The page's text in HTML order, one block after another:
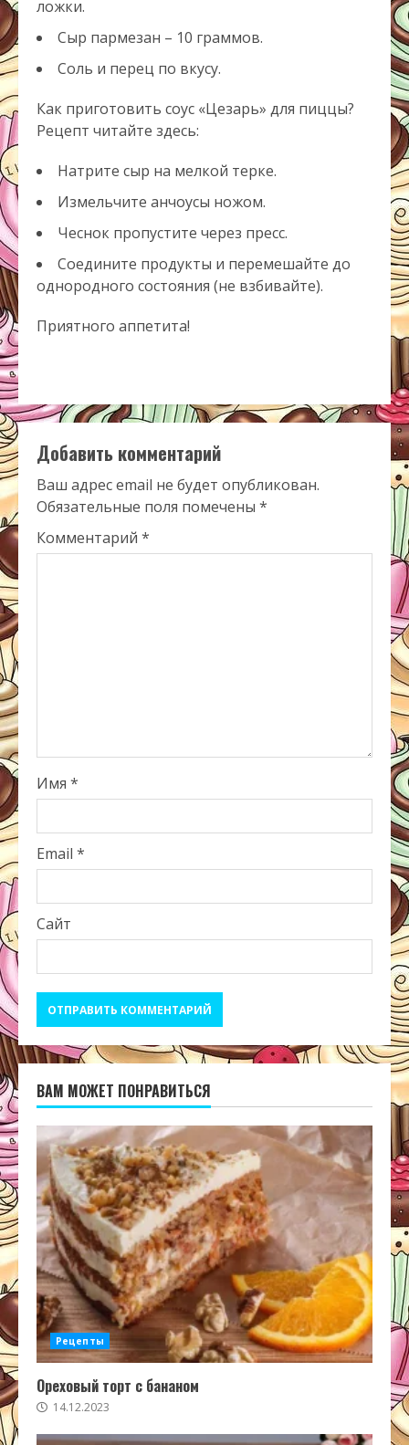
ложки.
Сыр пармезан – 10 граммов.
Соль и перец по вкусу.
Как приготовить соус «Цезарь» для пиццы?
Рецепт читайте здесь:
Натрите сыр на мелкой терке.
Измельчите анчоусы ножом.
Чеснок пропустите через пресс.
Соедините продукты и перемешайте до
однородного состояния (не взбивайте).
Приятного аппетита!
Добавить комментарий
Ваш адрес email не будет опубликован.
Обязательные поля помечены *
Комментарий *
Имя *
Email *
Сайт
ВАМ МОЖЕТ ПОНРАВИТЬСЯ
Рецепты
Ореховый торт с бананом
14.12.2023